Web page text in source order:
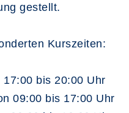
gestellt.
Kurszeiten:
bis 20:00 Uhr
09:00 bis 17:00 Uhr